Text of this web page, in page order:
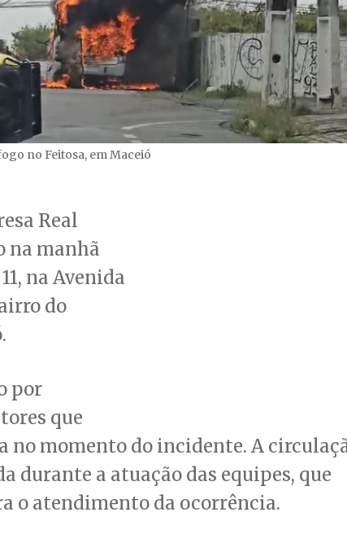
no Feitosa, em Maceió
Real
na manhã
na Avenida
do
por
que
no momento do incidente. A
durante a atuação das equipes, que
o atendimento da ocorrência.